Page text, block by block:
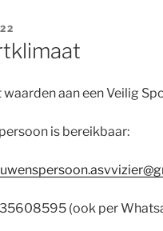
waarden aan een Veilig
is bereikbaar:
(ook per